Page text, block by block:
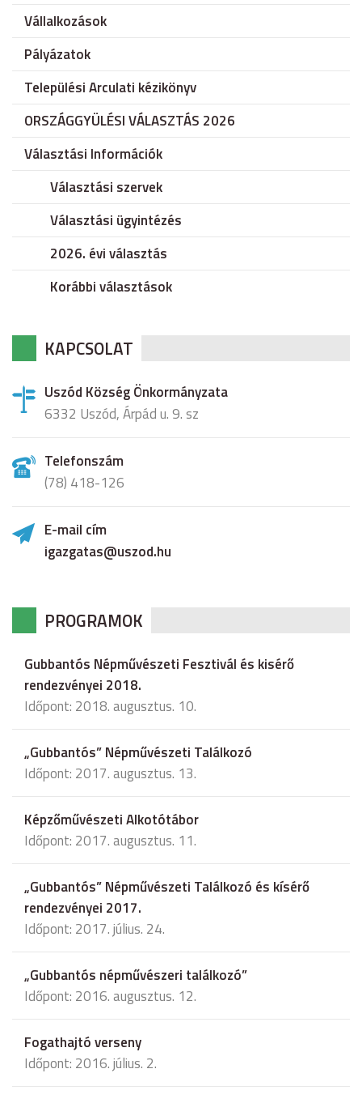
Vállalkozások
Pályázatok
Települési Arculati kézikönyv
ORSZÁGGYÜLÉSI VÁLASZTÁS 2026
Választási Információk
Választási szervek
Választási ügyintézés
2026. évi választás
Korábbi választások
KAPCSOLAT
Uszód Község Önkormányzata
6332 Uszód, Árpád u. 9. sz
Telefonszám
(78) 418-126
E-mail cím
igazgatas@uszod.hu
PROGRAMOK
Gubbantós Népművészeti Fesztivál és kisérő
rendezvényei 2018.
Időpont: 2018. augusztus. 10.
„Gubbantós” Népművészeti Találkozó
Időpont: 2017. augusztus. 13.
Képzőművészeti Alkotótábor
Időpont: 2017. augusztus. 11.
„Gubbantós” Népművészeti Találkozó és kísérő
rendezvényei 2017.
Időpont: 2017. július. 24.
„Gubbantós népművészeri találkozó”
Időpont: 2016. augusztus. 12.
Fogathajtó verseny
Időpont: 2016. július. 2.